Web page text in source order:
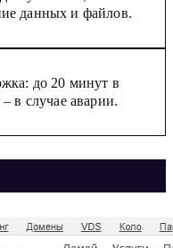
данных и файлов.
до 20 минут в
в случае аварии.